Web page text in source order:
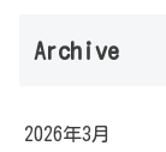
Archive
2026年3月